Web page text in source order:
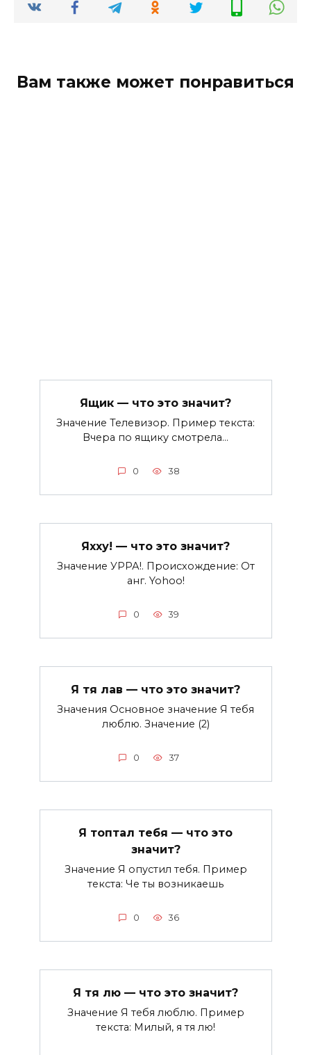
Вам также может понравиться
Ящик — что это значит?
Значение Телевизор. Пример текста:
Вчера по ящику смотрела…
0 38
Яхху! — что это значит?
Значение УРРА!. Происхождение: От
анг. Yohoo!
0 39
Я тя лав — что это значит?
Значения Основное значение Я тебя
люблю. Значение (2)
0 37
Я топтал тебя — что это
значит?
Значение Я опустил тебя. Пример
текста: Че ты возникаешь
0 36
Я тя лю — что это значит?
Значение Я тебя люблю. Пример
текста: Милый, я тя лю!